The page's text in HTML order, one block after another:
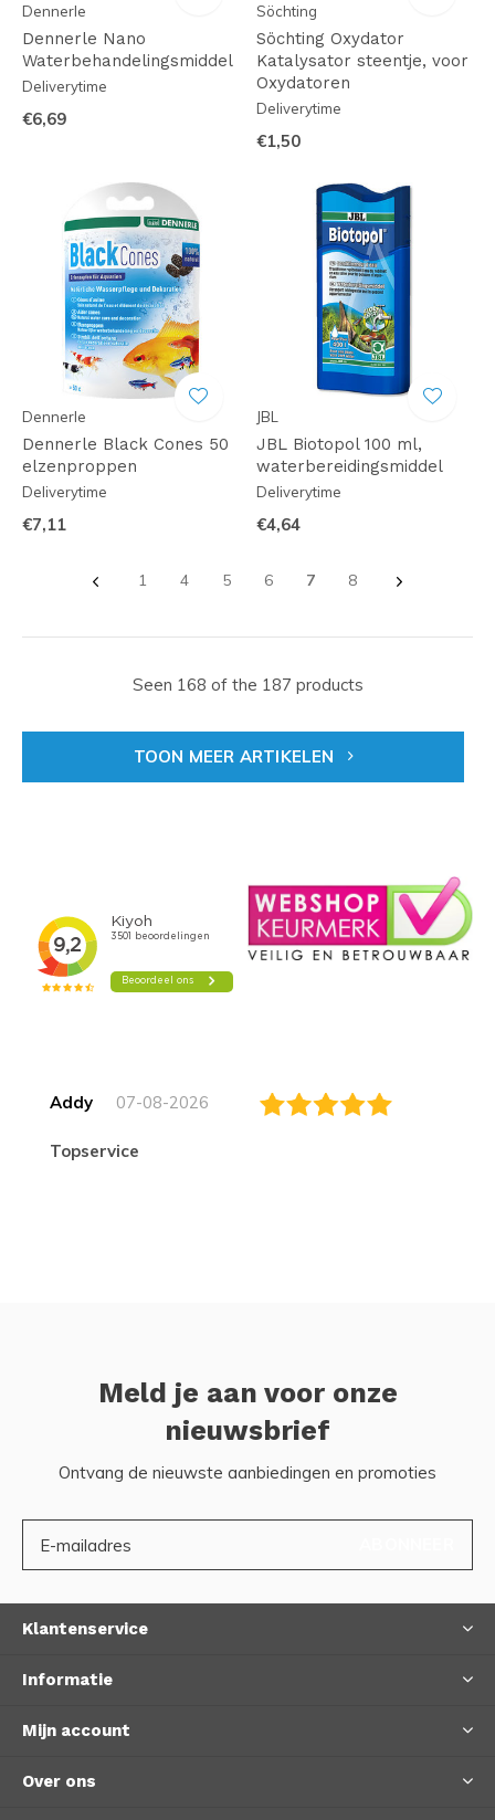
Dennerle
Dennerle Nano
Waterbehandelingsmiddel
Deliverytime
€6,69
Söchting
Söchting Oxydator
Katalysator steentje, voor
Oxydatoren
Deliverytime
€1,50
Dennerle
Dennerle Black Cones 50
elzenproppen
Deliverytime
€7,11
JBL
JBL Biotopol 100 ml,
waterbereidingsmiddel
Deliverytime
€4,64
1 4 5 6 7 8
Seen 168 of the 187 products
TOON MEER ARTIKELEN
Addy 07-08-2026
topservice
Meld je aan voor onze
nieuwsbrief
Ontvang de nieuwste aanbiedingen en promoties
Klantenservice
Informatie
Mijn account
Over ons